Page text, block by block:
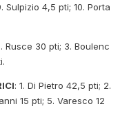
Sulpizio 4,5 pti; 10. Porta
Rusce 30 pti; 3. Boulenc
: 1. Di Pietro 42,5 pti; 2.
15 pti; 5. Varesco 12